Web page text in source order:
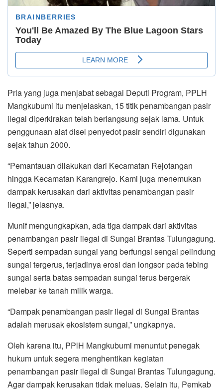
Pria yang juga menjabat sebagai Deputi Program, PPLH
Mangkubumi itu menjelaskan, 15 titik penambangan pasir
ilegal diperkirakan telah berlangsung sejak lama. Untuk
penggunaan alat disel penyedot pasir sendiri digunakan
sejak tahun 2000.
“Pemantauan dilakukan dari Kecamatan Rejotangan
hingga Kecamatan Karangrejo. Kami juga menemukan
dampak kerusakan dari aktivitas penambangan pasir
ilegal,” jelasnya.
Munif mengungkapkan, ada tiga dampak dari aktivitas
penambangan pasir ilegal di Sungai Brantas Tulungagung.
Seperti sempadan sungai yang berfungsi sengai pelindung
sungai tergerus, terjadinya erosi dan longsor pada tebing
sungai serta batas sempadan sungai terus bergerak
melebar ke tanah milik warga.
“Dampak penambangan pasir ilegal di Sungai Brantas
adalah merusak ekosistem sungai,” ungkapnya.
Oleh karena itu, PPlH Mangkubumi menuntut penegak
hukum untuk segera menghentikan kegiatan
penambangan pasir ilegal di Sungai Brantas Tulungagung.
Agar dampak kerusakan tidak meluas. Selain itu, Pemkab